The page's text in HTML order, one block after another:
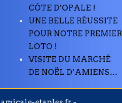
CÔTE D’OPALE !
UNE BELLE RÉUSSITE
POUR NOTRE PREMIER
LOTO !
VISITE DU MARCHÉ
DE NOËL D’AMIENS…